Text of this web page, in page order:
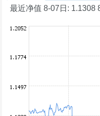
最近净值 8-07日: 1.1308